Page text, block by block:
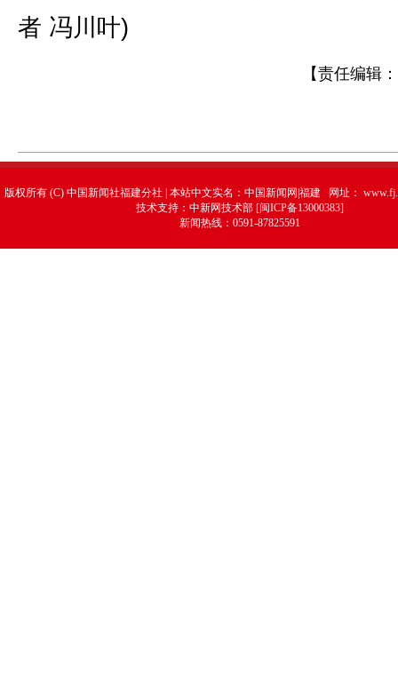
者 冯川叶)
【责任编辑：
版权所有 (C) 中国新闻社福建分社 | 本站中文实名：中国新闻网|福建 网址：
技术支持：中新网技术部 [闽ICP备13000383]
新闻热线：0591-87825591